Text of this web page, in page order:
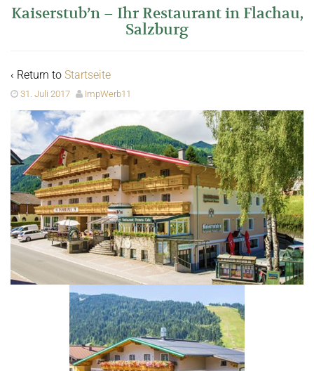
Kaiserstub’n – Ihr Restaurant in Flachau,
Salzburg
‹ Return to Startseite
31. Juli 2017 ImpWerb11